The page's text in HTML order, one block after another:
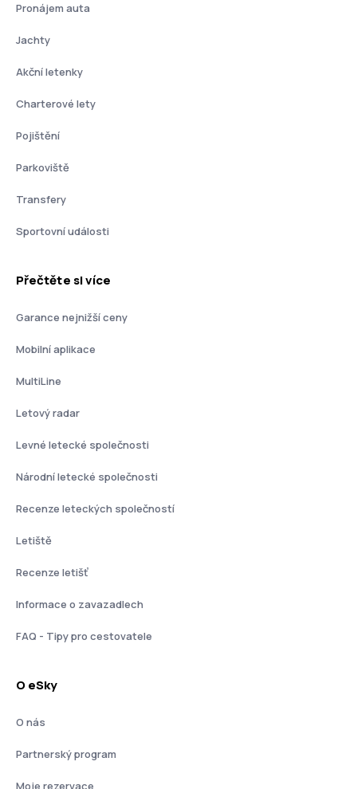
Pronájem auta
Jachty
Akční letenky
Charterové lety
Pojištění
Parkoviště
Transfery
Sportovní události
Přečtěte si více
Garance nejnižší ceny
Mobilní aplikace
MultiLine
Letový radar
Levné letecké společnosti
Národní letecké společnosti
Recenze leteckých společností
Letiště
Recenze letišť
Informace o zavazadlech
FAQ - Tipy pro cestovatele
O eSky
O nás
Partnerský program
Moje rezervace